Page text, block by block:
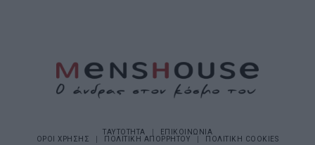
ΤΑΥΤΟΤΗΤΑ
ΕΠΙΚΟΙΝΩΝΙΑ
ΟΡΟΙ ΧΡΗΣΗΣ
ΠΟΛΙΤΙΚΗ ΑΠΟΡΡΗΤΟΥ ΠΟΛΙΤΙΚΗ COOKIES